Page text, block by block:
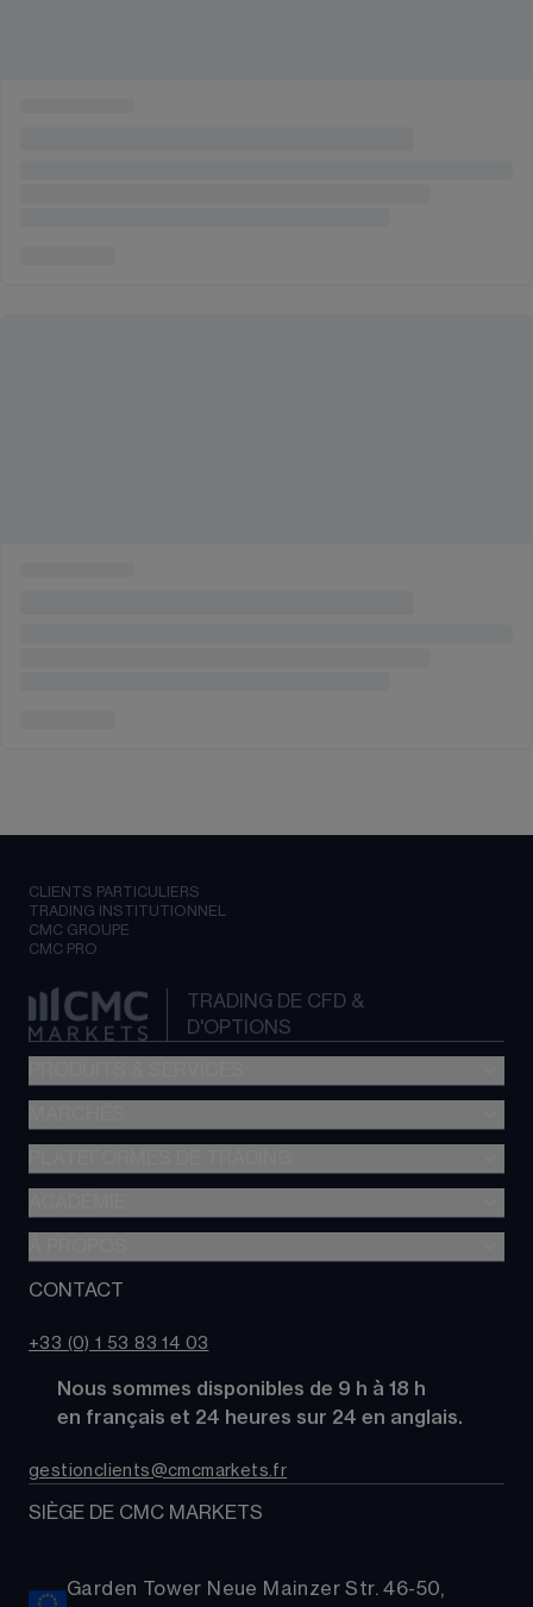
CLIENTS PARTICULIERS
TRADING INSTITUTIONNEL
CMC GROUPE
CMC PRO
TRADING DE CFD &
D'OPTIONS
Trading d’options
Comparez des comptes
Coûts
Alpha
Actions
Matières Premières
ETFs
Paniers d'Actions
Glossaire
Nos analystes de marché
À propos de CMC Markets
Support
CONTACT
+33 (0) 1 53 83 14 03
      Nous sommes disponibles de 9 h à 18 h
      en français et 24 heures sur 24 en anglais.
gestionclients@cmcmarkets.fr
SIÈGE DE CMC MARKETS
Garden Tower Neue Mainzer Str. 46-50,